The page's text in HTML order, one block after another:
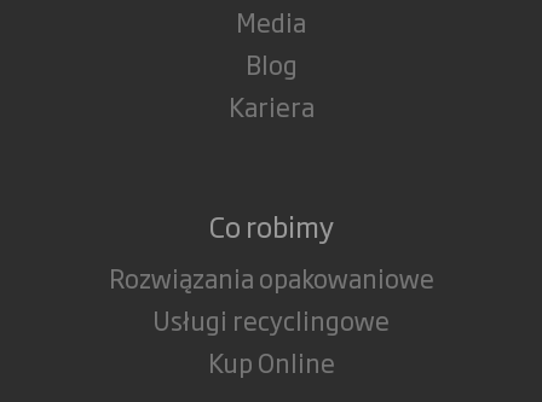
Media
Blog
Kariera
Co robimy
Rozwiązania opakowaniowe
Usługi recyclingowe
Kup Online